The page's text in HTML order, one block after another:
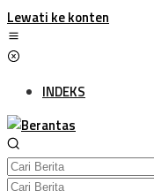
Lewati ke konten
INDEKS